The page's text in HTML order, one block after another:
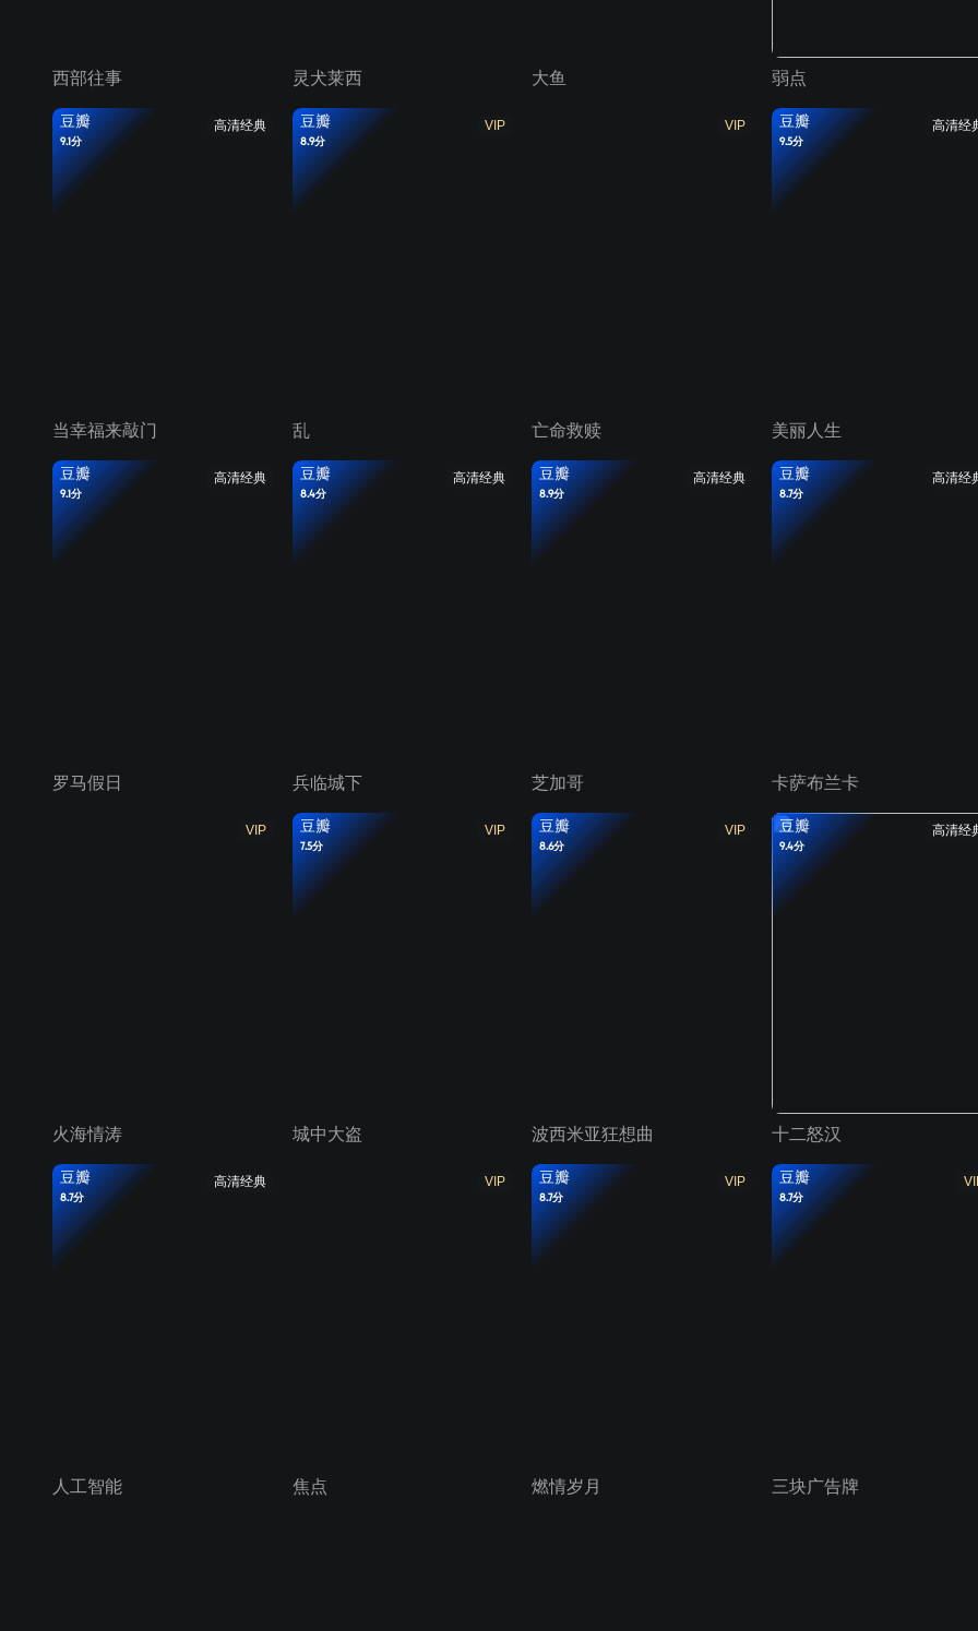
西部往事 灵犬莱西 大鱼 弱点
高清经典
豆瓣
9.1分
当幸福来敲门
VIP
豆瓣
8.9分
乱
VIP
亡命救赎
高清经
豆瓣
9.5分
美丽人生
高清经典
豆瓣
9.1分
罗马假日
高清经典
豆瓣
8.4分
兵临城下
高清经典
豆瓣
8.9分
芝加哥
高清经
豆瓣
8.7分
卡萨布兰卡
VIP
火海情涛
VIP
豆瓣
7.5分
城中大盗
VIP
豆瓣
8.6分
波西米亚狂想曲
高清经
豆瓣
9.4分
十二怒汉
高清经典
豆瓣
8.7分
人工智能
VIP
焦点
VIP
豆瓣
8.7分
燃情岁月
豆瓣
8.7分
三块广告牌